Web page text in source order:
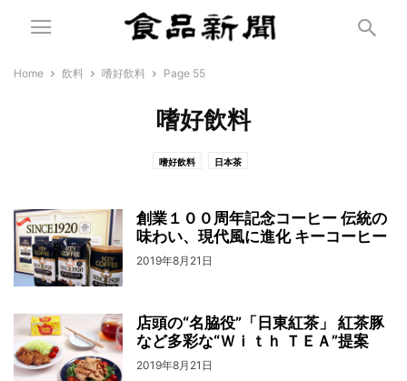
Home 飲料 嗜好飲料 Page 55
嗜好飲料
嗜好飲料 日本茶
創業１００周年記念コーヒー 伝統の
味わい、現代風に進化 キーコーヒー
2019年8月21日
店頭の“名脇役”「日東紅茶」 紅茶豚
など多彩な“Ｗｉｔｈ ＴＥＡ”提案
2019年8月21日